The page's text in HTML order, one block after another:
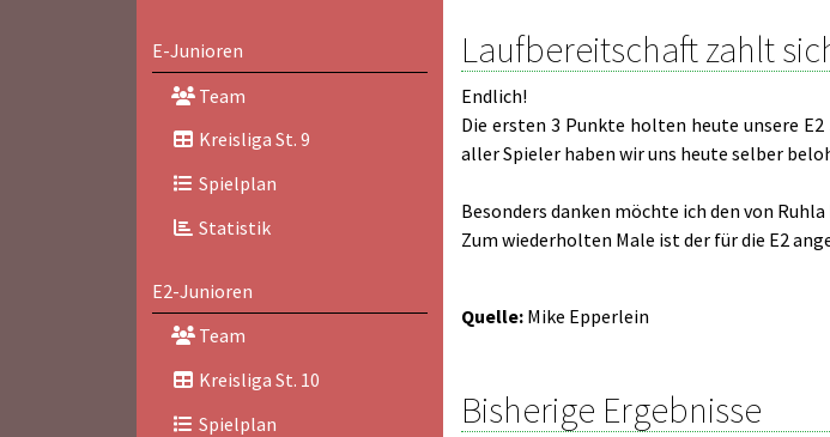
E-Junioren
Team
Kreisliga St. 9
Spielplan
Statistik
E2-Junioren
Team
Kreisliga St. 10
Spielplan
Laufbereitschaft zahlt
Endlich!
Die ersten 3 Punkte holten heute unsere
aller Spieler haben wir uns heute selber
Besonders danken möchte ich den von
Zum wiederholten Male ist der für die E2
Quelle: Mike Epperlein
Bisherige Ergebnisse